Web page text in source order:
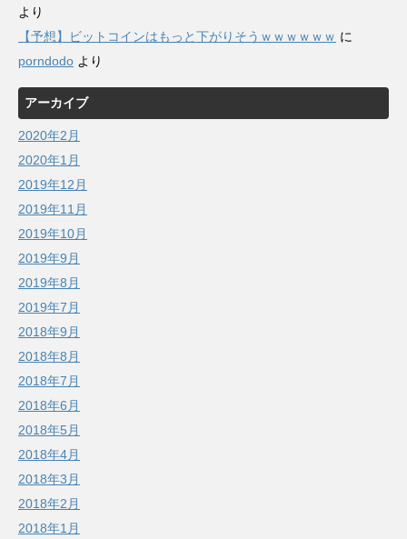
より
【予想】ビットコインはもっと下がりそうｗｗｗｗｗｗ に
porndodo より
アーカイブ
2020年2月
2020年1月
2019年12月
2019年11月
2019年10月
2019年9月
2019年8月
2019年7月
2018年9月
2018年8月
2018年7月
2018年6月
2018年5月
2018年4月
2018年3月
2018年2月
2018年1月